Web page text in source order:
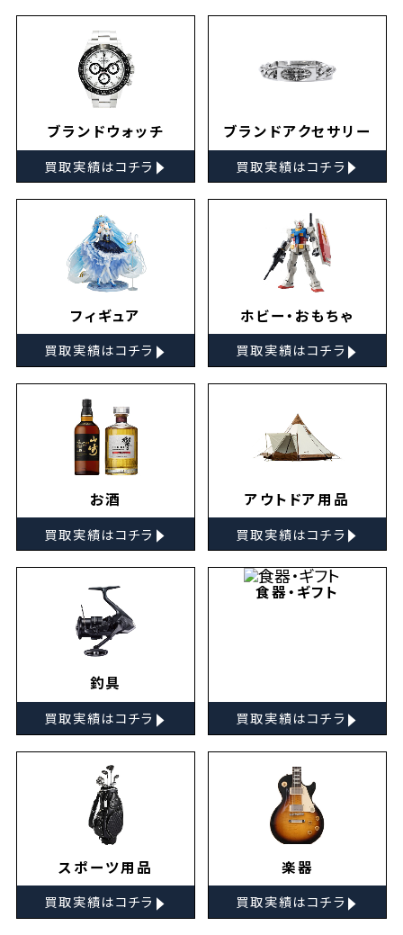
ブランドウォッチ
買取実績はコチラ ▸
ブランドアクセサリー
買取実績はコチラ ▸
フィギュア
買取実績はコチラ ▸
ホビー・おもちゃ
買取実績はコチラ ▸
お酒
買取実績はコチラ ▸
アウトドア用品
買取実績はコチラ ▸
釣具
買取実績はコチラ ▸
食器・ギフト
買取実績はコチラ ▸
スポーツ用品
買取実績はコチラ ▸
楽器
買取実績はコチラ ▸